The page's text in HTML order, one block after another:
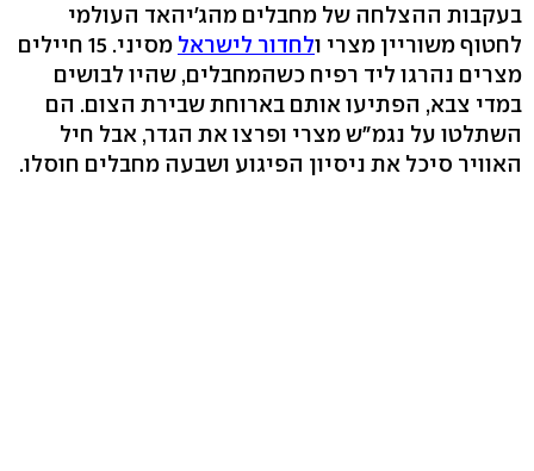
בעקבות ההצלחה של מחבלים מהג'יהאד העולמי
לחטוף משוריין מצרי ולחדור לישראל
מסיני. 15 חיילים
מצרים נהרגו ליד רפיח כשהמחבלים, שהיו לבושים
במדי צבא, הפתיעו אותם בארוחת שבירת הצום. הם
השתלטו על נגמ"ש מצרי ופרצו את הגדר, אבל חיל
האוויר סיכל את ניסיון הפיגוע ושבעה מחבלים חוסלו.